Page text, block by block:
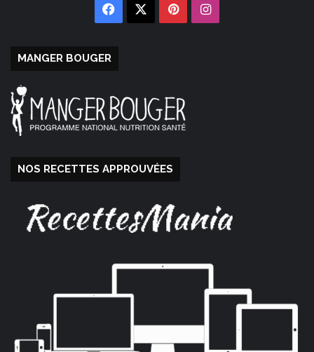
Facebook PinterestInstagram
MANGER BOUGER
NOS RECETTES APPROUVÉES